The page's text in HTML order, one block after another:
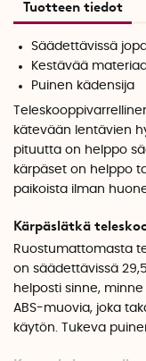
Tuotteen tiedot
Säädettävissä
Kestävää
Puinen kädensija
kätevään lentävien
pituutta on helppo
kärpäset on helppo
paikoista ilman
Kärpäslätkä
Ruostumattomasta
on säädettävissä
helposti sinne,
ABS-muovia, joka
käytön. Tukeva